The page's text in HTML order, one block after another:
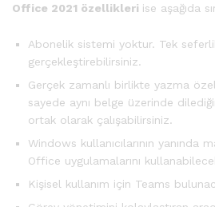
Office 2021 özellikleri ise aşağıda
Abonelik sistemi yoktur. Tek
gerçekleştirebilirsiniz.
Gerçek zamanlı birlikte yazma
sayede aynı belge üzerinde
ortak olarak çalışabilirsiniz.
Windows kullanıcılarının yanında
Office uygulamalarını
Kişisel kullanım için Teams